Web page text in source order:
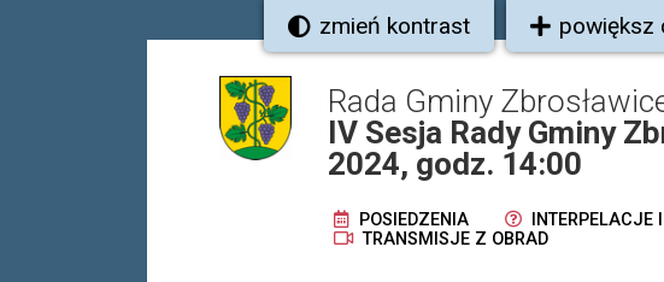
zmień kontrast powiększ
Rada Gminy
IV Sesja Rady Gminy
2024, godz. 14:00
POSIEDZENIA INTERPELACJE
TRANSMISJE Z OBRAD